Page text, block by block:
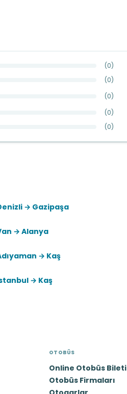
(0)
(0)
(0)
(0)
(0)
→ Gazipaşa
→ Alanya
→ Kaş
→ Kaş
OTOBÜS
Online Otobüs Bileti
Otobüs Firmaları